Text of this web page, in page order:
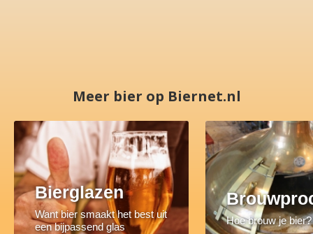
Meer bier op Biernet.nl
Bierglazen
Want bier smaakt het best uit
een bijpassend glas
Hoe brouw je bier?